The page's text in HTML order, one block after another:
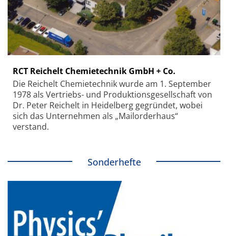
RCT Reichelt Chemietechnik GmbH + Co.
Die Reichelt Chemietechnik wurde am 1. September
1978 als Vertriebs- und Produktionsgesellschaft von
Dr. Peter Reichelt in Heidelberg gegründet, wobei
sich das Unternehmen als „Mailorderhaus“
verstand.
Sonderhefte